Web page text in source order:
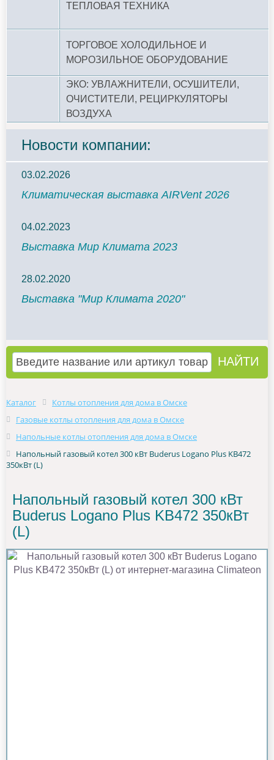
ТЕПЛОВАЯ ТЕХНИКА
ТОРГОВОЕ ХОЛОДИЛЬНОЕ И
МОРОЗИЛЬНОЕ ОБОРУДОВАНИЕ
ЭКО: УВЛАЖНИТЕЛИ, ОСУШИТЕЛИ,
ОЧИСТИТЕЛИ, РЕЦИРКУЛЯТОРЫ
ВОЗДУХА
Новости компании:
03.02.2026
Климатическая выставка AIRVent 2026
04.02.2023
Выставка Мир Климата 2023
28.02.2020
Выставка "Мир Климата 2020"
Каталог
Котлы отопления для дома в Омске
Газовые котлы отопления для дома в Омске
Напольные котлы отопления для дома в Омске
Напольный газовый котел 300 кВт Buderus Logano Plus KB472
350кВт (L)
Напольный газовый котел 300 кВт
Buderus Logano Plus KB472 350кВт
(L)